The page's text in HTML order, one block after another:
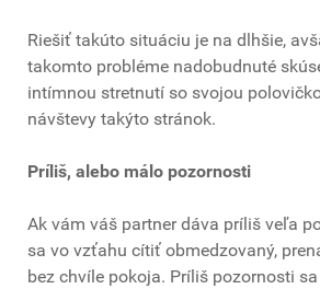
Riešiť takúto situáciu je na dlhšie,
takomto probléme nadobudnuté
intímnou stretnutí so svojou
návštevy takýto stránok.
Príliš, alebo málo pozornosti
Ak vám váš partner dáva príliš veľa
sa vo vzťahu cítiť obmedzovaný,
bez chvíle pokoja. Príliš pozornosti